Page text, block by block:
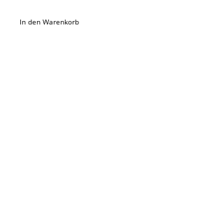
In den Warenkorb